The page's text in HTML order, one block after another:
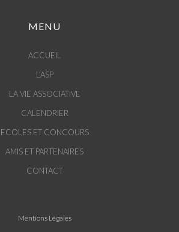
MENU
ACCUEIL
L’ASP
LA VIE ASSOCIATIVE
CALENDRIER
ECOLES ET CONCOURS
AMIS ET PARTENAIRES
CONTACT
Mentions Légales